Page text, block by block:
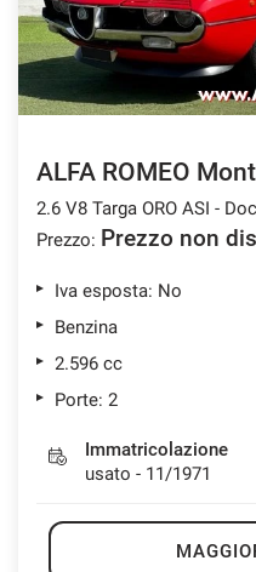
ALFA ROMEO
2.6 V8 Targa ORO ASI -
Prezzo: Prezzo non
Iva esposta: No
Benzina
2.596 cc
Porte: 2
Immatricolazione
usato - 11/1971